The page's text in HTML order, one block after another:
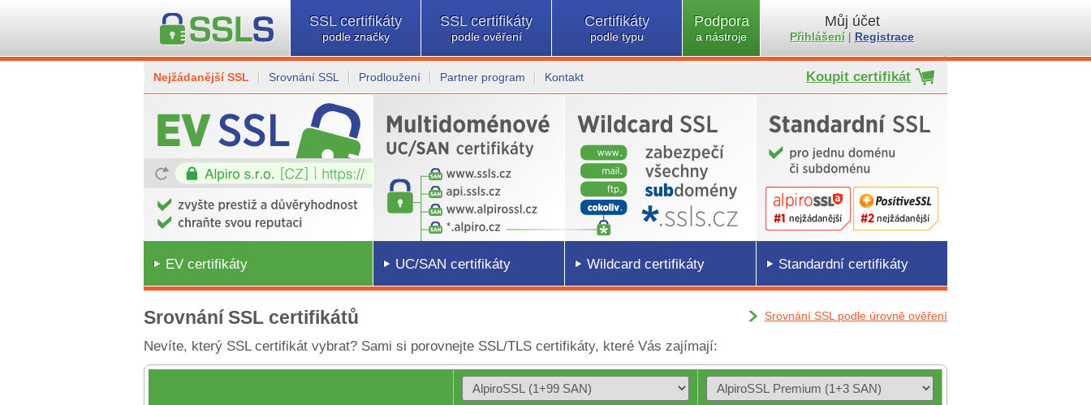
SSL certifikáty
podle značky
SSL certifikáty
podle ověření
Certifikáty
podle typu
Podpora
a nástroje
Můj účet
Přihlášení| Registrace
Nejžádanější SSL Srovnání SSL Prodloužení Partner program Kontakt Koupit certifikát
EV certifikáty UC/SAN certifikáty Wildcard certifikáty Standardní certifikáty
Srovnání SSL certifikátů Srovnání SSL podle úrovně ověření
Nevíte, který SSL certifikát vybrat? Sami si porovnejte SSL/TLS certifikáty, které Vás zajímají: